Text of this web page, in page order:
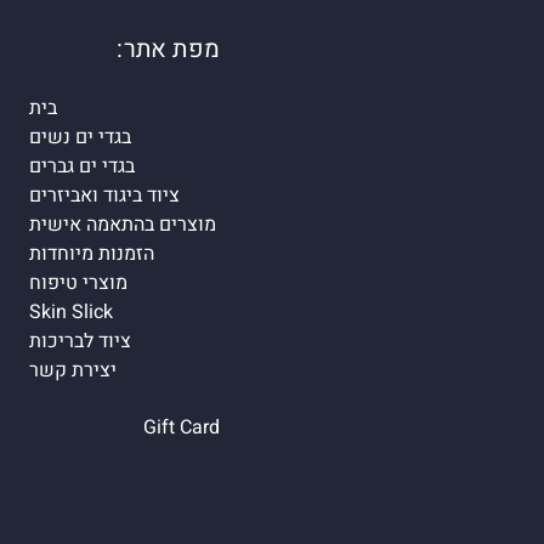
מפת אתר:
בית
בגדי ים נשים
בגדי ים גברים
ציוד ביגוד ואביזרים
מוצרים בהתאמה אישית
הזמנות מיוחדות
מוצרי טיפוח
Skin Slick
ציוד לבריכות
יצירת קשר
Gift Card